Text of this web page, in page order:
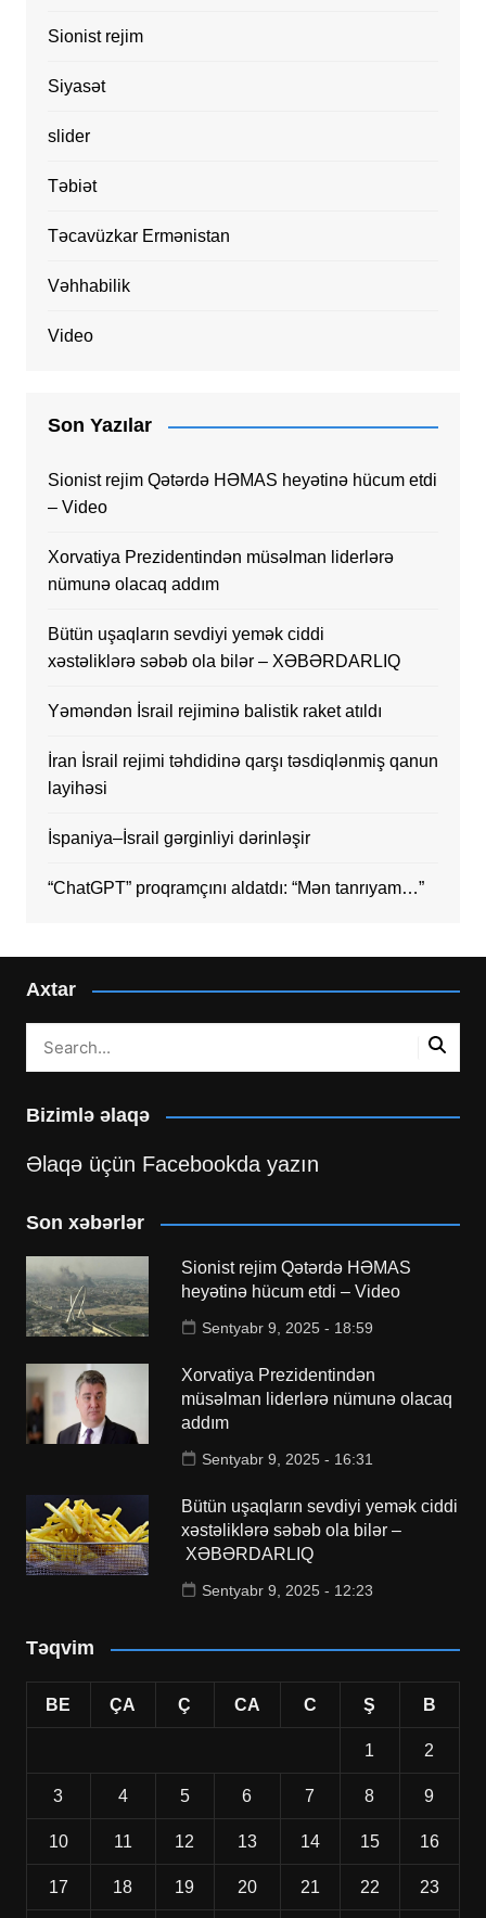
Sionist rejim
Siyasət
slider
Təbiət
Təcavüzkar Ermənistan
Vəhhabilik
Video
Son Yazılar
Sionist rejim Qətərdə HƏMAS heyətinə hücum etdi
– Video
Xorvatiya Prezidentindən müsəlman liderlərə
nümunə olacaq addım
Bütün uşaqların sevdiyi yemək ciddi
xəstəliklərə səbəb ola bilər – XƏBƏRDARLIQ
Yəməndən İsrail rejiminə balistik raket atıldı
İran İsrail rejimi təhdidinə qarşı təsdiqlənmiş qanun
layihəsi
İspaniya–İsrail gərginliyi dərinləşir
“ChatGPT” proqramçını aldatdı: “Mən tanrıyam…”
Axtar
Bizimlə əlaqə
Əlaqə üçün Facebookda yazın
Son xəbərlər
Sionist rejim Qətərdə HƏMAS
heyətinə hücum etdi – Video
Sentyabr 9, 2025 - 18:59
Xorvatiya Prezidentindən
müsəlman liderlərə nümunə olacaq
addım
Sentyabr 9, 2025 - 16:31
Bütün uşaqların sevdiyi yemək ciddi
xəstəliklərə səbəb ola bilər –
XƏBƏRDARLIQ
Sentyabr 9, 2025 - 12:23
Təqvim
BE ÇA Ç CA C Ş B
1 2
3 4 5 6 7 8 9
10 11 12 13 14 15 16
17 18 19 20 21 22 23